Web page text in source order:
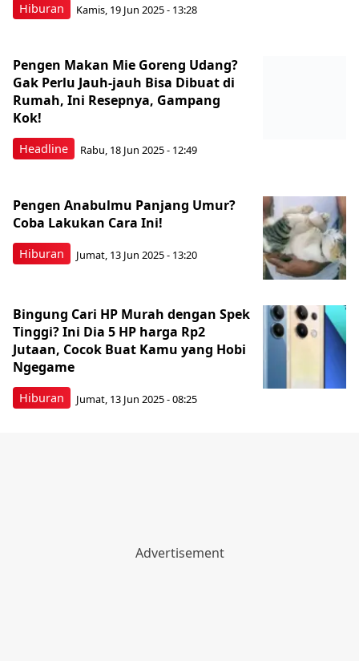
Hiburan Kamis, 19 Jun 2025 - 13:28
Headline
Pengen Makan Mie Goreng Udang?
Gak Perlu Jauh-jauh Bisa Dibuat di
Rumah, Ini Resepnya, Gampang
Kok!
Rabu, 18 Jun 2025 - 12:49
Hiburan
Pengen Anabulmu Panjang Umur?
Coba Lakukan Cara Ini!
Jumat, 13 Jun 2025 - 13:20
Hiburan
Bingung Cari HP Murah dengan Spek
Tinggi? Ini Dia 5 HP harga Rp2
Jutaan, Cocok Buat Kamu yang Hobi
Ngegame
Jumat, 13 Jun 2025 - 08:25